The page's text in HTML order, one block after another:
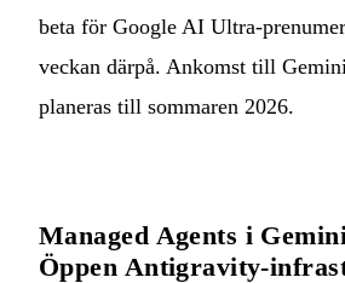
beta för Google AI Ultra-
veckan därpå. Ankomst till
planeras till sommaren 2026.
Managed Agents i
Öppen Antigravity-